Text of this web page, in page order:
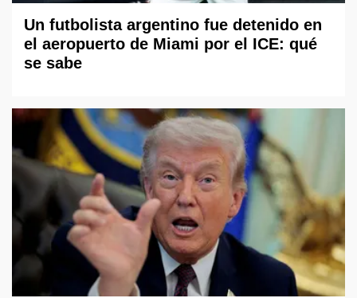
Un futbolista argentino fue detenido en
el aeropuerto de Miami por el ICE: qué
se sabe